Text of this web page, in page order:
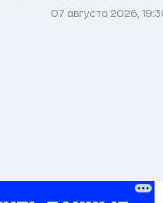
07 августа 2026,